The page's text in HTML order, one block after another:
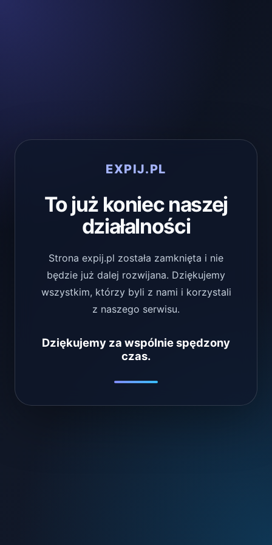
EXPIJ.PL
To już koniec naszej
działalności
Strona expij.pl została zamknięta i nie
będzie już dalej rozwijana. Dziękujemy
wszystkim, którzy byli z nami i korzystali
z naszego serwisu.
Dziękujemy za wspólnie spędzony
czas.